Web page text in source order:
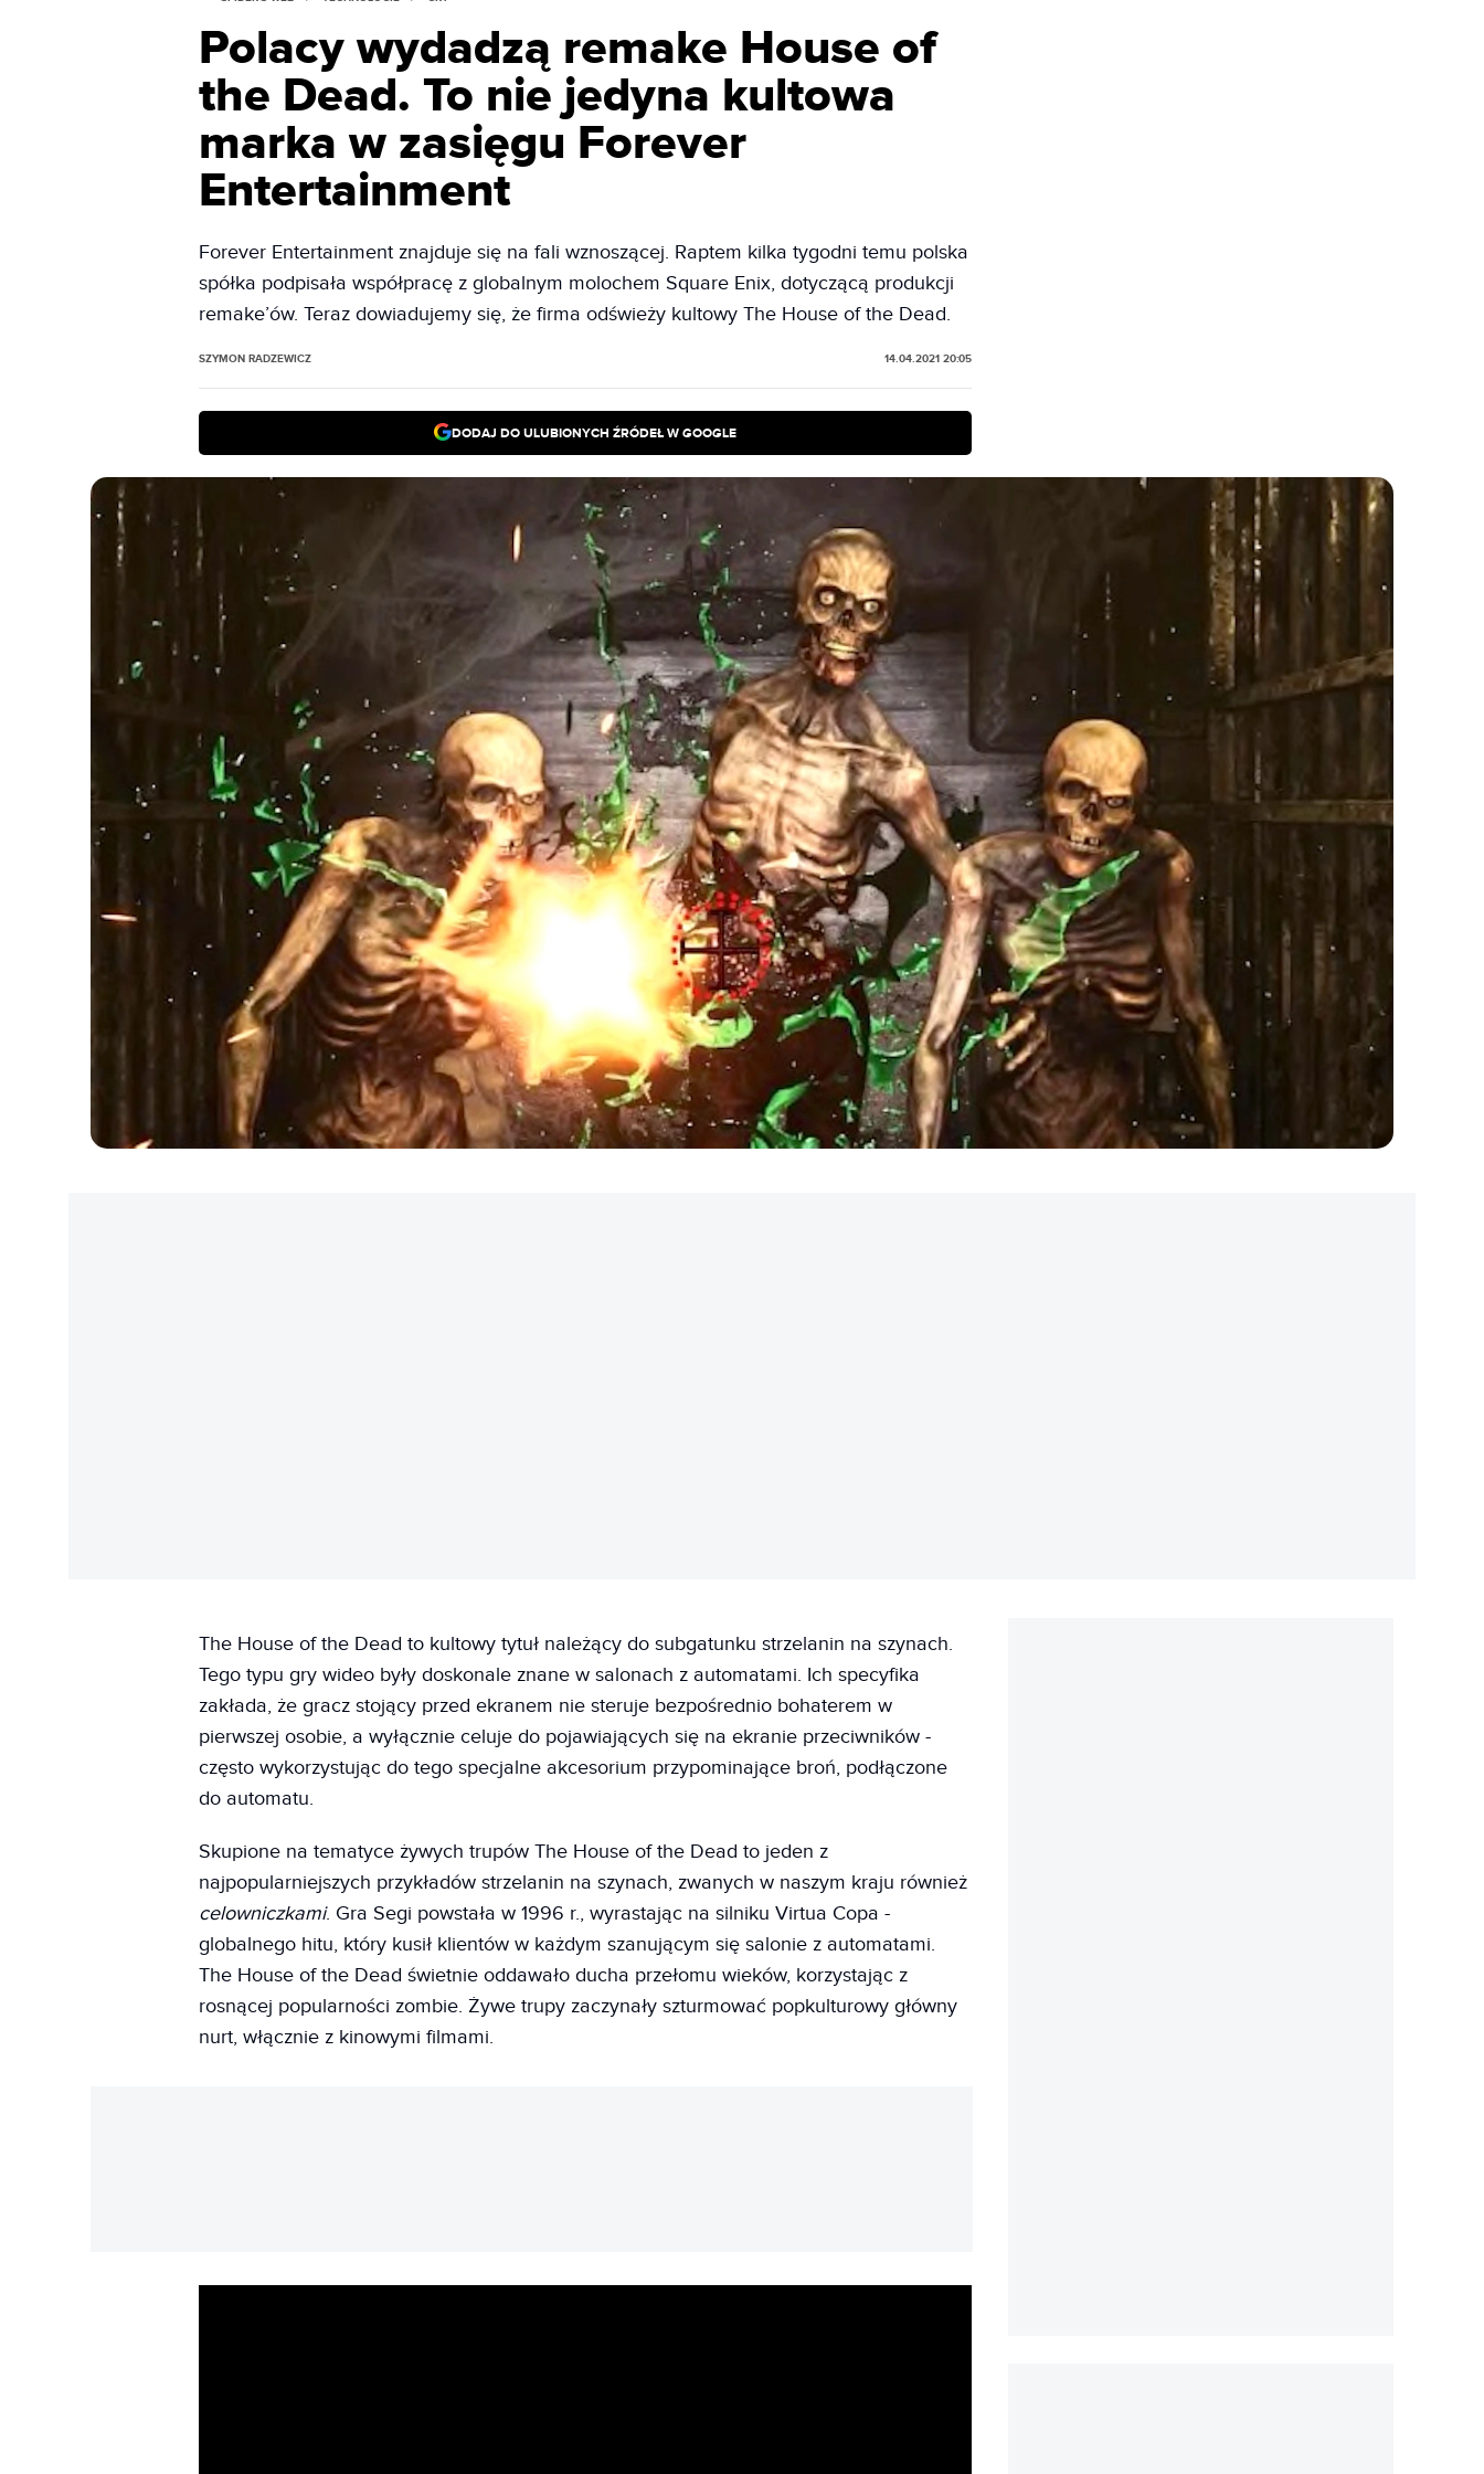
Polacy wydadzą remake House of
the Dead. To nie jedyna kultowa
marka w zasięgu Forever
Entertainment
Forever Entertainment znajduje się na fali wznoszącej. Raptem kilka tygodni temu polska
spółka podpisała współpracę z globalnym molochem Square Enix, dotyczącą produkcji
remake’ów. Teraz dowiadujemy się, że firma odświeży kultowy The House of the Dead.
SZYMON RADZEWICZ 14.04.2021 20:05
DODAJ DO ULUBIONYCH ŹRÓDEŁ W GOOGLE
The House of the Dead to kultowy tytuł należący do subgatunku strzelanin na szynach.
Tego typu gry wideo były doskonale znane w salonach z automatami. Ich specyfika
zakłada, że gracz stojący przed ekranem nie steruje bezpośrednio bohaterem w
pierwszej osobie, a wyłącznie celuje do pojawiających się na ekranie przeciwników -
często wykorzystując do tego specjalne akcesorium przypominające broń, podłączone
do automatu.
Skupione na tematyce żywych trupów The House of the Dead to jeden z
najpopularniejszych przykładów strzelanin na szynach, zwanych w naszym kraju również
celowniczkami. Gra Segi powstała w 1996 r., wyrastając na silniku Virtua Copa -
globalnego hitu, który kusił klientów w każdym szanującym się salonie z automatami.
The House of the Dead świetnie oddawało ducha przełomu wieków, korzystając z
rosnącej popularności zombie. Żywe trupy zaczynały szturmować popkulturowy główny
nurt, włącznie z kinowymi filmami.